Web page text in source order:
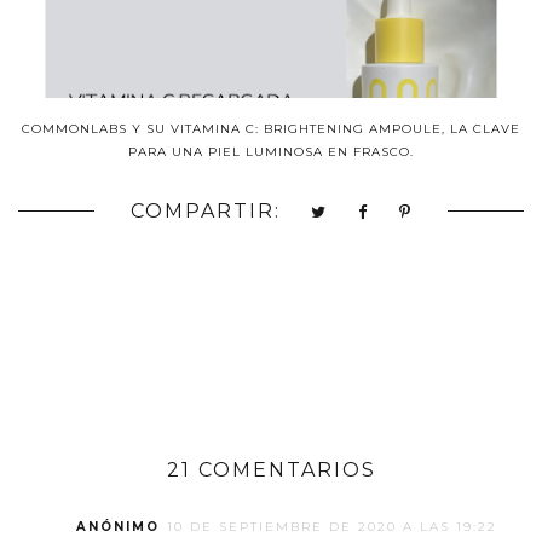
COMMONLABS Y SU VITAMINA C: BRIGHTENING AMPOULE, LA CLAVE
PARA UNA PIEL LUMINOSA EN FRASCO.
COMPARTIR:
21 COMENTARIOS
ANÓNIMO 10 DE SEPTIEMBRE DE 2020 A LAS 19:22